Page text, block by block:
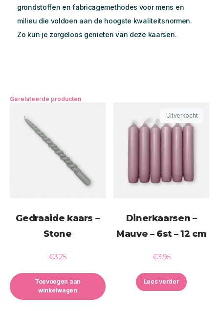
grondstoffen en fabricagemethodes voor mens en
milieu die voldoen aan de hoogste kwaliteitsnormen.
Zo kun je zorgeloos genieten van deze kaarsen.
Gerelateerde producten
Gedraaide kaars –
Stone
€3,25
Toevoegen aan
winkelwagen
Uitverkocht
Dinerkaarsen –
Mauve – 6st – 12 cm
€3,95
Lees verder